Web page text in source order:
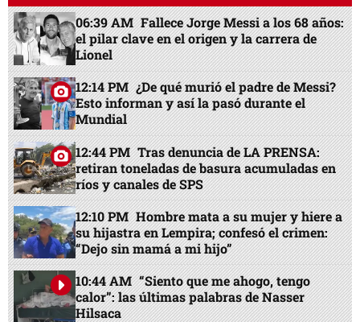
06:39 AM Fallece Jorge Messi a los 68 años:
el pilar clave en el origen y la carrera de
Lionel
12:14 PM ¿De qué murió el padre de Messi?
Esto informan y así la pasó durante el
Mundial
12:44 PM Tras denuncia de LA PRENSA:
retiran toneladas de basura acumuladas en
ríos y canales de SPS
12:10 PM Hombre mata a su mujer y hiere a
su hijastra en Lempira; confesó el crimen:
“Dejo sin mamá a mi hijo”
10:44 AM “Siento que me ahogo, tengo
calor”: las últimas palabras de Nasser
Hilsaca